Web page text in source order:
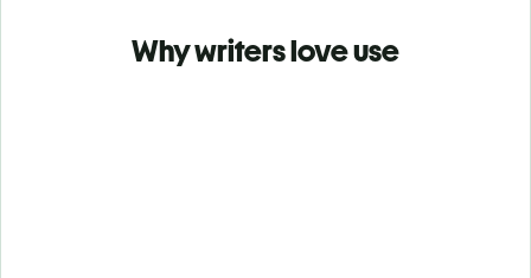
Why writers love use